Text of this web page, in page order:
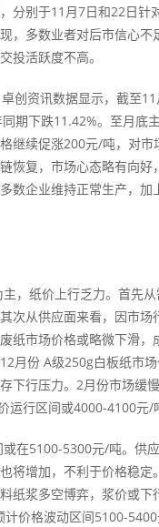
别于11月7日和22日针
，多数业者对后市信心
投活跃度不高。
创资讯数据显示，截至
期下跌11.42%。至月底
续促涨200元/吨，对市
恢复，市场心态略有向
数企业维持正常生产，
，纸价上行乏力。首先
次从供应面来看，因市
纸市场价格或略微下滑
月份 A级250g白板纸市
下行压力。2月份市场缓
行区间或4000-4100元/
在5100-5300元/吨。供
将增加，不利于价格稳
纸浆多空博弈，浆价或
价格波动区间5100-